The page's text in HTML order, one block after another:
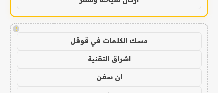
!
مسك الكلمات في قوقل
اشراق التقنية
ان سفن